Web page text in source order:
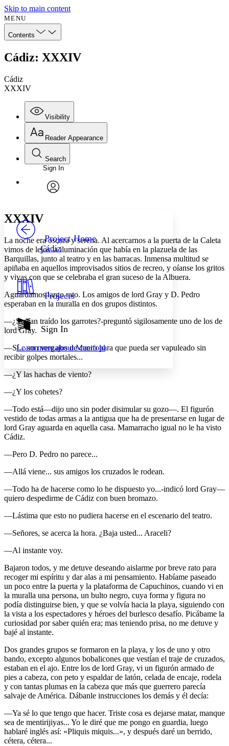
Skip to main content
MENU
Contents
Cádiz: XXXIV
Cádiz
XXXIV
Visibility
Annotations
Your highlights
Show all
Show all
Reader Appearance
Font
Font style
Decrease font size Increase font size
Color Scheme
Light
Annotation contrast
abc High
Increase text margins Decrease text margins
Search
Enter search criteria
Search within:
Sign In
Project Home
Cádiz
Projects
Sign In
Learn more aboutManifold
XXXIV
La noche era oscura y serena. Al acercarnos a la puerta de la Caleta
vimos de lejos la iluminación que había en la plazuela de las
Barquillas, junto al teatro y en las barracas. Inmensa multitud se
apiñaba en aquellos improvisados sitios de recreo, y oíanse los gritos
y vivas con que se celebraba el gran suceso de la Albuera.
Aguardamos largo rato. Los amigos de lord Gray y D. Pedro
esperaban en la muralla en dos grupos distintos.
—¿Se han traído los garrotes?-preguntó sigilosamente uno de los de
lord Gray.
—Sí... son vergajos de cuero para que pueda ser vapuleado sin
recibir golpes mortales...
—¿Y las hachas de viento?
—¿Y los cohetes?
—Todo está—dijo uno sin poder disimular su gozo—. El figurón
vestido de todas armas a la antigua que ha de presentarse en lugar de
lord Gray aguarda en aquella casa. Mamarracho igual no le ha visto
Cádiz.
—Pero D. Pedro no parece...
—Allá viene... sus amigos los cruzados le rodean.
—Todo ha de hacerse como lo he dispuesto yo...-indicó lord Gray—
quiero despedirme de Cádiz con buen bromazo.
—Lástima que esto no pudiera hacerse en el escenario del teatro.
—Señores, se acerca la hora. ¿Baja usted... Araceli?
—Al instante voy.
Bajaron todos, y me detuve deseando aislarme por breve rato para
recoger mi espíritu y dar alas a mi pensamiento. Habíame paseado
un poco entre la puerta y la plataforma de Capuchinos, cuando vi en
la muralla una persona, un bulto negro, cuya forma y figura no
podía distinguirse bien, y que se volvía hacia la playa, siguiendo con
la vista a los espectadores y héroes del burlesco desafío. Picábame la
curiosidad por saber quién era; mas teniendo prisa, no me detuve y
bajé al instante.
Dos grandes grupos se formaron en la playa, y los de uno y otro
bando, excepto algunos bobalicones que vestían el traje de cruzados,
estaban en el ajo. Entre los de lord Gray, vi un figurón armado de
pies a cabeza, con peto y espaldar de latón, celada de encaje, rodela
y con tantas plumas en la cabeza que más que guerrero parecía
salvaje de América. Dábanle instrucciones los demás y él decía:
—Ya sé lo que tengo que hacer. Triste cosa es dejarse matar, manque
sea de mentirijiyas... Yo le diré que me pongo en guardia, luego
hablaré inglés así: «Pliquis miquis...», y después daré un berrido,
cétera, cétera...